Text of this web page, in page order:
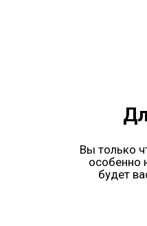
Вы только
особенно
будет